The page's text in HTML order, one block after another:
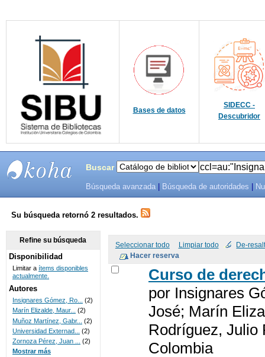
Bases de datos
SIDECC -
Descubridor
SISTEMAS
DE
BIBLIOTECAS
UNICOC
Buscar
Búsqueda avanzada Búsqueda de autoridades
Su búsqueda retornó 2 resultados.
Seleccionar todo Limpiar todo De-
Curso de
por Insignares
José; Marín
Rodríguez, Julio
Colombia
Refine su búsqueda
Disponibilidad
Limitar a ítems disponibles
actualmente.
Autores
Insignares Gómez, Ro...
(2)
Marín Elizalde, Maur... (2)
Muñoz Martínez, Gabr...
(2)
Universidad Externad...
(2)
Zornoza Pérez, Juan ...
(2)
Mostrar más